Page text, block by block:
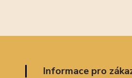
Informace pro